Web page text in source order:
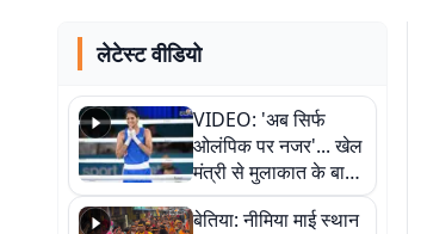
लेटेस्ट वीडियो
VIDEO: 'अब सिर्फ
ओलंपिक पर नजर'... खेल
मंत्री से मुलाकात के बाद
जैसमीन लंबोरिया का बड़ा
बयान
बेतिया: नीमिया माई स्थान